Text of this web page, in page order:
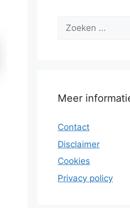
Zoek
Meer
Contact
Disclaimer
Cookies
Privacy policy